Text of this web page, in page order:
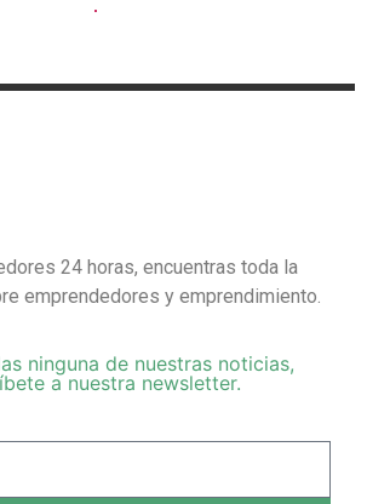
24 horas, encuentras toda la
emprendedores y emprendimiento.
ninguna de nuestras noticias,
a nuestra newsletter.